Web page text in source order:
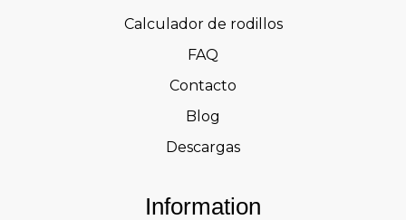
Calculador de rodillos
FAQ
Contacto
Blog
Descargas
Information